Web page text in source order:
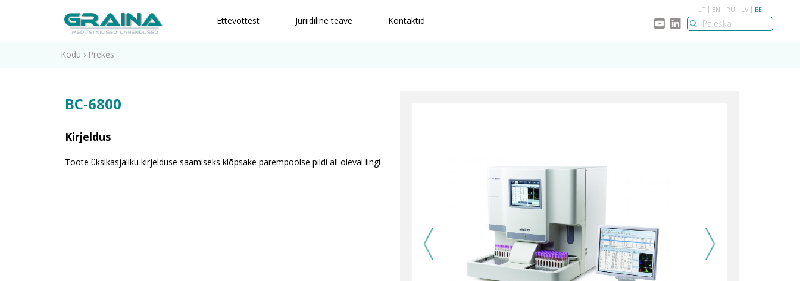
Ettevottest Juriidiline teave Kontaktid
LT EN RU LV EE
Kodu › Prekės
BC-6800
Kirjeldus
Toote üksikasjaliku kirjelduse saamiseks klõpsake parempoolse pildi all oleval lingi